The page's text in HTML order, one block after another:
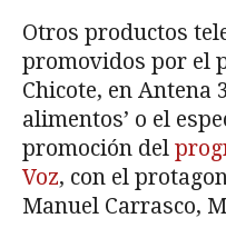
Otros productos
promovidos por el
Chicote, en Antena
alimentos’ o el
promoción del
Voz, con el
Manuel Carrasco,